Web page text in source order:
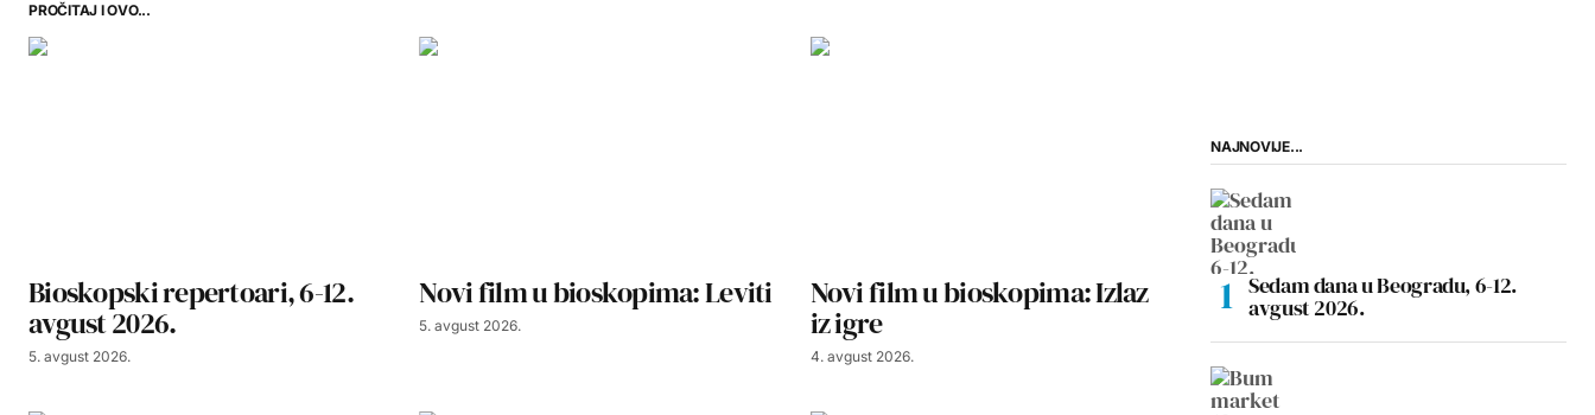
PROČITAJ I OVO...
Bioskopski repertoari, 6-12.
avgust 2026.
5. avgust 2026.
Novi film u bioskopima: Leviti
5. avgust 2026.
Novi film u bioskopima: Izlaz
iz igre
4. avgust 2026.
NAJNOVIJE...
Sedam dana u Beogradu, 6-12.
avgust 2026.